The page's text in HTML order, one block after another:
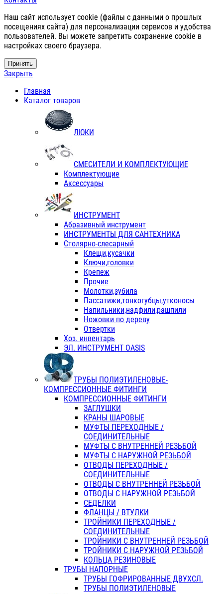
Наш сайт использует cookie (файлы с данными о прошлых
посещениях сайта) для персонализации сервисов и удобства
пользователей. Вы можете запретить сохранение cookie в
настройках своего браузера.
Принять
Закрыть
Главная
Каталог товаров
ЛЮКИ
СМЕСИТЕЛИ И КОМПЛЕКТУЮЩИЕ
Комплектующие
Аксессуары
ИНСТРУМЕНТ
Абразивный инструмент
ИНСТРУМЕНТЫ ДЛЯ САНТЕХНИКА
Столярно-слесарный
Клещи,кусачки
Ключи,головки
Крепеж
Прочие
Молотки,зубила
Пассатижи,тонкогубцы,утконосы
Напильники,надфили,рашпили
Ножовки по дереву
Отвертки
Хоз. инвентарь
ЭЛ. ИНСТРУМЕНТ OASIS
ТРУБЫ ПОЛИЭТИЛЕНОВЫЕ-
КОМПРЕССИОННЫЕ ФИТИНГИ
КОМПРЕССИОННЫЕ ФИТИНГИ
ЗАГЛУШКИ
КРАНЫ ШАРОВЫЕ
МУФТЫ ПЕРЕХОДНЫЕ /
СОЕДИНИТЕЛЬНЫЕ
МУФТЫ С ВНУТРЕННЕЙ РЕЗЬБОЙ
МУФТЫ С НАРУЖНОЙ РЕЗЬБОЙ
ОТВОДЫ ПЕРЕХОДНЫЕ /
СОЕДИНИТЕЛЬНЫЕ
ОТВОДЫ С ВНУТРЕННЕЙ РЕЗЬБОЙ
ОТВОДЫ С НАРУЖНОЙ РЕЗЬБОЙ
СЕДЕЛКИ
ФЛАНЦЫ / ВТУЛКИ
ТРОЙНИКИ ПЕРЕХОДНЫЕ /
СОЕДИНИТЕЛЬНЫЕ
ТРОЙНИКИ С ВНУТРЕННЕЙ РЕЗЬБОЙ
ТРОЙНИКИ С НАРУЖНОЙ РЕЗЬБОЙ
КОЛЬЦА РЕЗИНОВЫЕ
ТРУБЫ НАПОРНЫЕ
ТРУБЫ ГОФРИРОВАННЫЕ ДВУХСЛ.
ТРУБЫ ПОЛИЭТИЛЕНОВЫЕ